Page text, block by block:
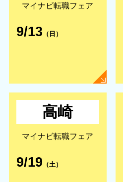
マイナビ転職フェア
9/13 （日）
高崎
マイナビ転職フェア
9/19 （土）